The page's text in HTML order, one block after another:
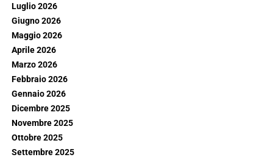
Luglio 2026
Giugno 2026
Maggio 2026
Aprile 2026
Marzo 2026
Febbraio 2026
Gennaio 2026
Dicembre 2025
Novembre 2025
Ottobre 2025
Settembre 2025